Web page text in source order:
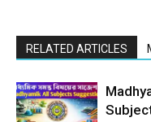
RELATED ARTICLES